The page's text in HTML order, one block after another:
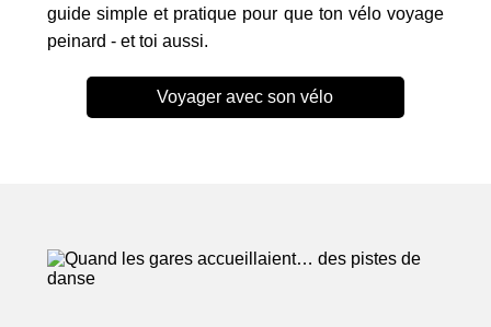
guide simple et pratique pour que ton vélo voyage
peinard - et toi aussi.
Voyager avec son vélo